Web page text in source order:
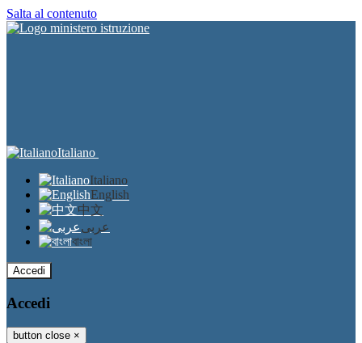
Salta al contenuto
Italiano
Italiano
English
中文
عربى
বাংলা
Accedi
Accedi
button close ×